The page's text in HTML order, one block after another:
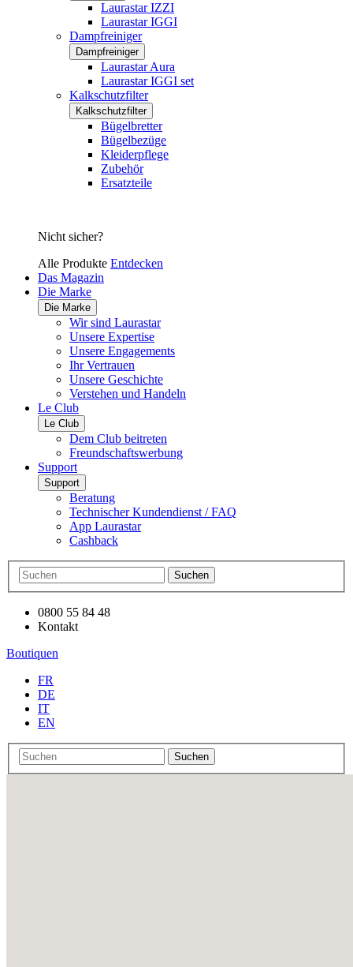
Laurastar IZZI
Laurastar IGGI
Dampfreiniger
Dampfreiniger
Laurastar Aura
Laurastar IGGI set
Kalkschutzfilter
Kalkschutzfilter
Bügelbretter
Bügelbezüge
Kleiderpflege
Zubehör
Ersatzteile
Nicht sicher?
Alle Produkte Entdecken
Das Magazin
Die Marke
Die Marke
Wir sind Laurastar
Unsere Expertise
Unsere Engagements
Ihr Vertrauen
Unsere Geschichte
Verstehen und Handeln
Le Club
Le Club
Dem Club beitreten
Freundschaftswerbung
Support
Support
Beratung
Technischer Kundendienst / FAQ
App Laurastar
Cashback
Suchen
0800 55 84 48
Kontakt
Boutiquen
FR
DE
IT
EN
Suchen